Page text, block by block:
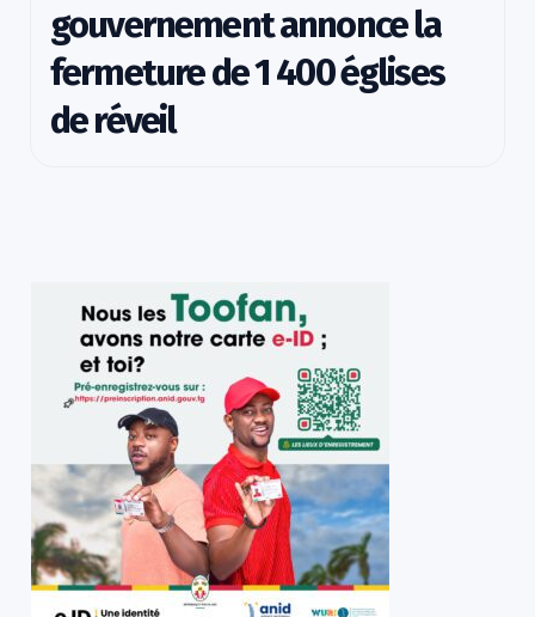
gouvernement annonce la
fermeture de 1 400 églises
de réveil